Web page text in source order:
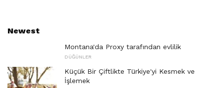
Newest
Montana'da Proxy tarafından evlilik
DÜĞÜNLER
Küçük Bir Çiftlikte Türkiye'yi Kesmek ve
İşlemek